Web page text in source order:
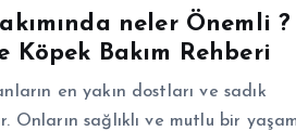
neler Önemli ?
Köpek Bakım Rehberi
en yakın dostları ve sadık
Onların sağlıklı ve mutlu bir